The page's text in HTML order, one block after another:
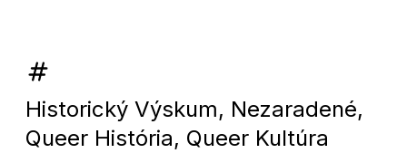
Historický Výskum, Nezaradené,
Queer História, Queer Kultúra